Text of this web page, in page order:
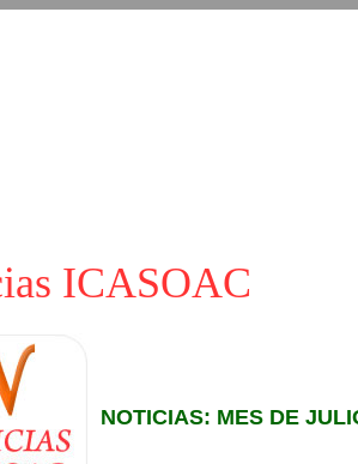
ICASOAC
NOTICIAS: MES DE